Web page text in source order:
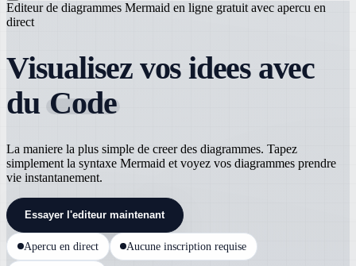
Editeur de diagrammes Mermaid en ligne gratuit avec apercu en
direct
Visualisez vos idees avec
du Code
La maniere la plus simple de creer des diagrammes. Tapez
simplement la syntaxe Mermaid et voyez vos diagrammes prendre
vie instantanement.
Essayer l'editeur maintenant
Apercu en direct Aucune inscription requise